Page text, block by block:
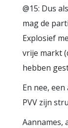
@15: Dus
mag de
Explosief
vrije markt
hebben
En nee,
PVV zijn
Aannames,